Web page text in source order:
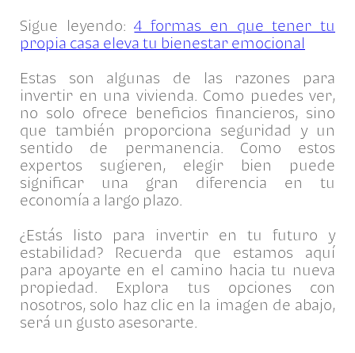
Sigue leyendo:4 formas en que tener tu
propia casa eleva tu bienestar emocional
Estas son algunas de las razones para
invertir en una vivienda. Como puedes ver,
no solo ofrece beneficios financieros, sino
que también proporciona seguridad y un
sentido de permanencia. Como estos
expertos sugieren, elegir bien puede
significar una gran diferencia en tu
economía a largo plazo.
¿Estás listo para invertir en tu futuro y
estabilidad? Recuerda que estamos aquí
para apoyarte en el camino hacia tu nueva
propiedad. Explora tus opciones con
nosotros, solo haz clic en la imagen de abajo,
será un gusto asesorarte.